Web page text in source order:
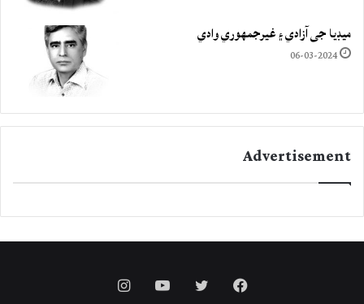
ميڊيا جي آزادي ۽ غيرجمھوري وادي
06-03-2024
Advertisement
Facebook
Twitter
YouTube